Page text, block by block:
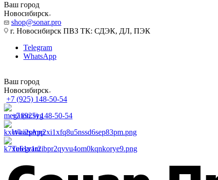
Ваш город
Новосибирск
shop@sonar.pro
г. Новосибирск ПВЗ ТК: СДЭК, ДЛ, ПЭК
Telegram
WhatsApp
Ваш город
Новосибирск
+7 (925) 148-50-54
+7 (925) 148-50-54
WhatsApp
Telegram